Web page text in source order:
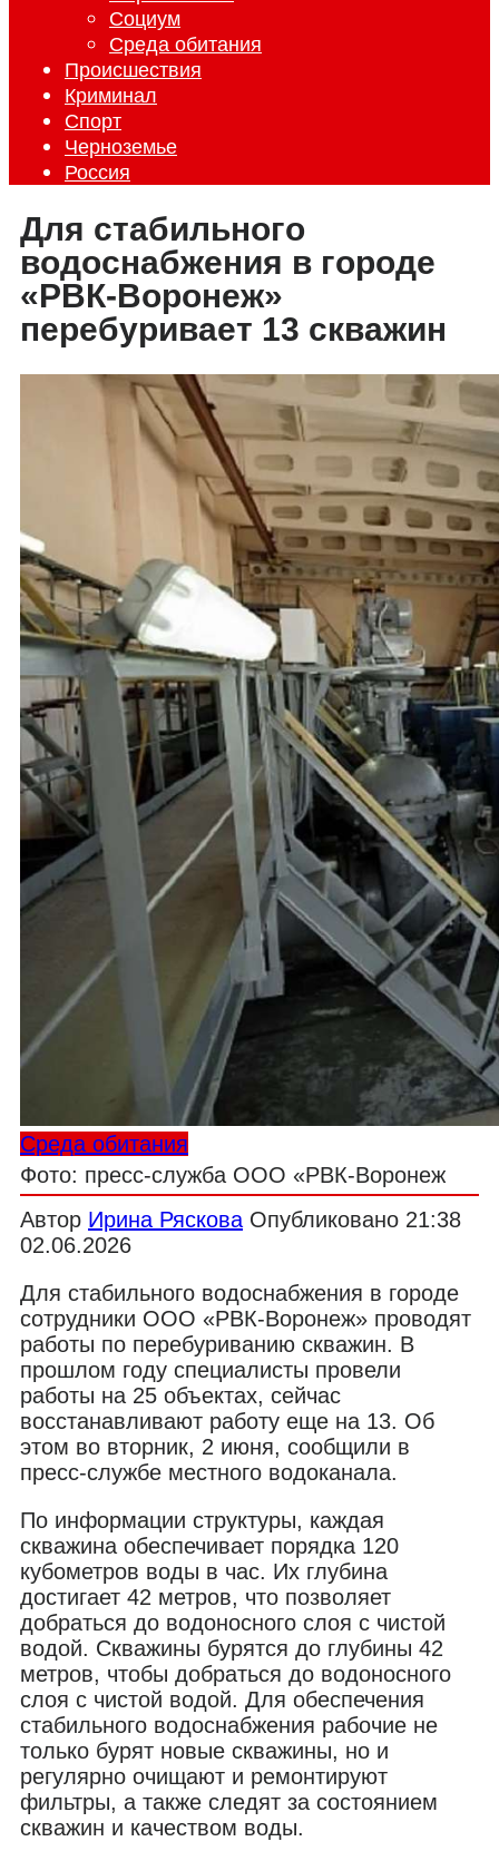
Социум
Среда обитания
Происшествия
Криминал
Спорт
Черноземье
Россия
Для стабильного
водоснабжения в городе
«РВК-Воронеж»
перебуривает 13 скважин
Среда обитания
Фото: пресс-служба ООО «РВК-Воронеж
Автор Ирина Ряскова Опубликовано 21:38
02.06.2026
Для стабильного водоснабжения в городе
сотрудники ООО «РВК-Воронеж» проводят
работы по перебуриванию скважин. В
прошлом году специалисты провели
работы на 25 объектах, сейчас
восстанавливают работу еще на 13. Об
этом во вторник, 2 июня, сообщили в
пресс-службе местного водоканала.
По информации структуры, каждая
скважина обеспечивает порядка 120
кубометров воды в час. Их глубина
достигает 42 метров, что позволяет
добраться до водоносного слоя с чистой
водой. Скважины бурятся до глубины 42
метров, чтобы добраться до водоносного
слоя с чистой водой. Для обеспечения
стабильного водоснабжения рабочие не
только бурят новые скважины, но и
регулярно очищают и ремонтируют
фильтры, а также следят за состоянием
скважин и качеством воды.